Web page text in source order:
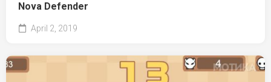
Nova Defender
April 2, 2019